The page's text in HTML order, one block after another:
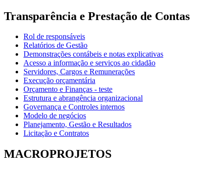
Transparência e Prestação de Contas
Rol de responsáveis
Relatórios de Gestão
Demonstrações contábeis e notas explicativas
Acesso a informação e serviços ao cidadão
Servidores, Cargos e Remunerações
Execução orçamentária
Orçamento e Finanças - teste
Estrutura e abrangência organizacional
Governança e Controles internos
Modelo de negócios
Planejamento, Gestão e Resultados
Licitação e Contratos
MACROPROJETOS